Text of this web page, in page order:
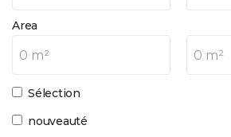
Area
0 m² 0 m²
Sélection
nouveauté